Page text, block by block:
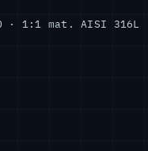
· 1:1 mat. AISI 316L